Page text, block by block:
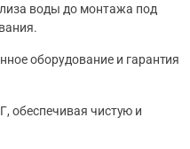
воды до монтажа под
оборудование и гарантия
обеспечивая чистую и